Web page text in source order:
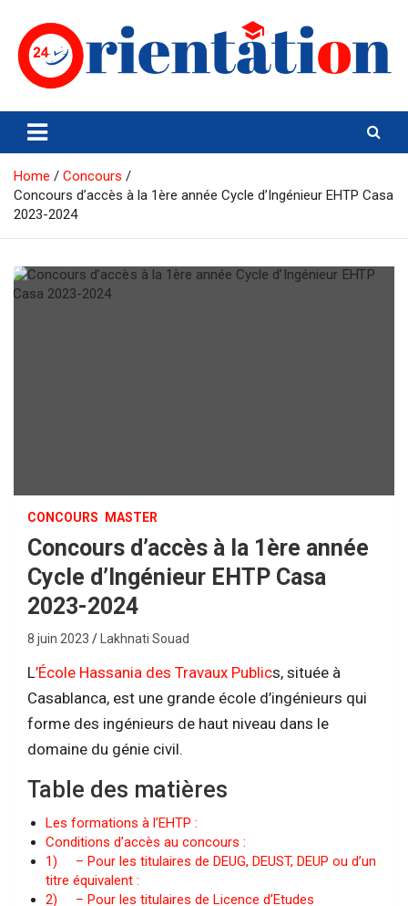
content
Orientation24
Emploi et Orientation au Maroc
Home
Concours
Concours d’accès à la 1ère année Cycle d’Ingénieur EHTP Casa
2023-2024
CONCOURS MASTER
Concours d’accès à la 1ère année
Cycle d’Ingénieur EHTP Casa
2023-2024
8 juin 2023 Lakhnati Souad
L’École Hassania des Travaux Publics, située à
Casablanca, est une grande école d’ingénieurs qui
forme des ingénieurs de haut niveau dans le
domaine du génie civil.
Table des matières
Les formations à l’EHTP :
Conditions d’accès au concours :
1) – Pour les titulaires de DEUG, DEUST, DEUP ou d’un
titre équivalent :
2) – Pour les titulaires de Licence d’Etudes